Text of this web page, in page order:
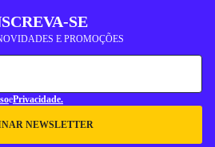
SE
E PROMOÇÕES
ePrivacidade.
NEWSLETTER